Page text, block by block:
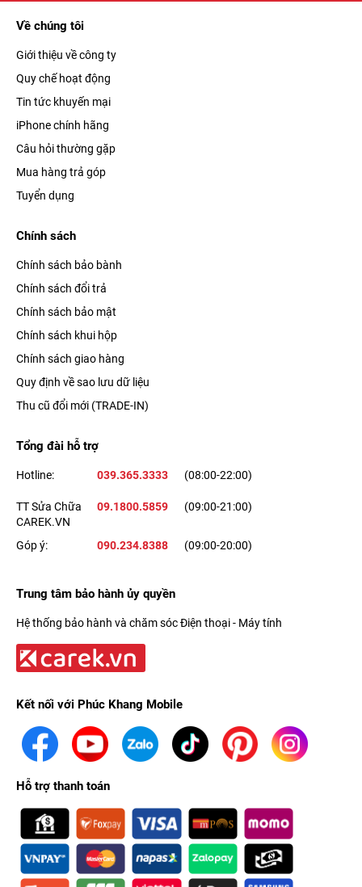
Về chúng tôi
Giới thiệu về công ty
Quy chế hoạt động
Tin tức khuyến mại
iPhone chính hãng
Câu hỏi thường gặp
Mua hàng trả góp
Tuyển dụng
Chính sách
Chính sách bảo bành
Chính sách đổi trả
Chính sách bảo mật
Chính sách khui hộp
Chính sách giao hàng
Quy định về sao lưu dữ liệu
Thu cũ đổi mới (TRADE-IN)
Tổng đài hỗ trợ
Hotline: 039.365.3333 (08:00-22:00)
TT Sửa Chữa
CAREK.VN
09.1800.5859 (09:00-21:00)
Góp ý: 090.234.8388 (09:00-20:00)
Trung tâm bảo hành ủy quyền
Hệ thống bảo hành và chăm sóc Điện thoại - Máy tính
Kết nối với Phúc Khang Mobile
Hỗ trợ thanh toán